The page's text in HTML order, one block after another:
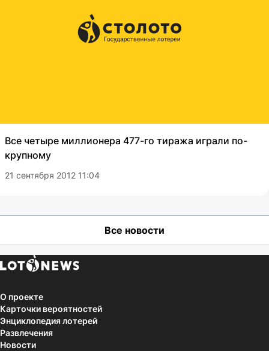
Все четыре миллионера 477-го тиража играли по-
крупному
21 сентября 2012 11:04
Все новости
О проекте
Карточки вероятностей
Энциклопедия лотерей
Развлечения
Новости